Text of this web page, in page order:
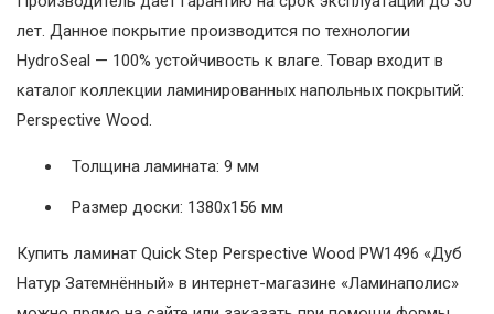
лет. Данное покрытие производится по технологии
HydroSeal — 100% устойчивость к влаге. Товар входит в
каталог коллекции ламинированных напольных покрытий:
Perspective Wood.
Толщина ламината: 9 мм
Размер доски: 1380х156 мм
Купить ламинат Quick Step Perspective Wood PW1496 «Дуб
Натур Затемнённый» в интернет-магазине «Ламинаполис»